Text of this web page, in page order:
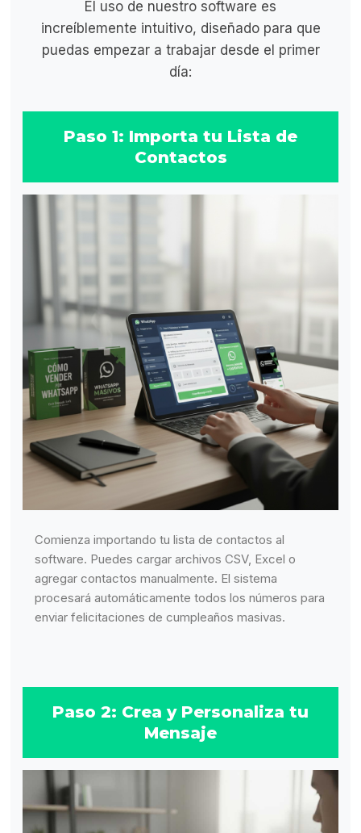
El uso de nuestro software es
increíblemente intuitivo, diseñado para que
puedas empezar a trabajar desde el primer
día:
Paso 1: Importa tu Lista de
Contactos
Comienza importando tu lista de contactos al
software. Puedes cargar archivos CSV, Excel o
agregar contactos manualmente. El sistema
procesará automáticamente todos los números para
enviar felicitaciones de cumpleaños masivas.
Paso 2: Crea y Personaliza tu
Mensaje